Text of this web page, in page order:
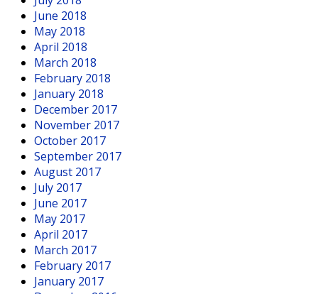
June 2018
May 2018
April 2018
March 2018
February 2018
January 2018
December 2017
November 2017
October 2017
September 2017
August 2017
July 2017
June 2017
May 2017
April 2017
March 2017
February 2017
January 2017